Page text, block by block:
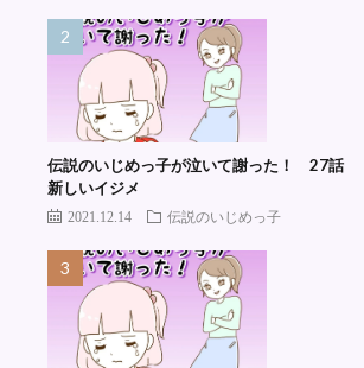
伝説のいじめっ子が泣いて謝った！ 27話
新しいイジメ
2021.12.14 伝説のいじめっ子